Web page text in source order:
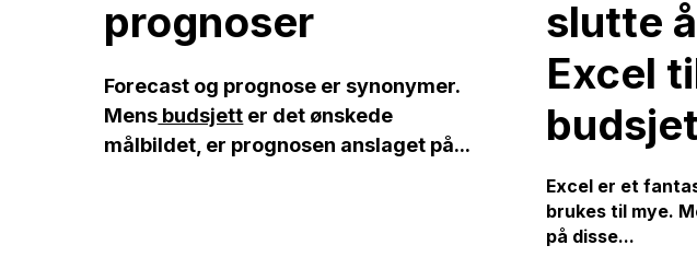
prognoser
Forecast og prognose er synonymer.
Mens budsjett er det ønskede
målbildet, er prognosen anslaget på...
slutte
Excel
Excel er et
brukes til mye.
på disse...